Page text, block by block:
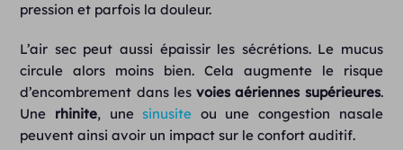
pression et parfois la douleur.
L’air sec peut aussi épaissir les sécrétions. Le mucus
circule alors moins bien. Cela augmente le risque
d’encombrement dans lesvoies aériennes supérieures.
Une rhinite, unesinusite ou une congestion nasale
peuvent ainsi avoir un impact sur le confort auditif.